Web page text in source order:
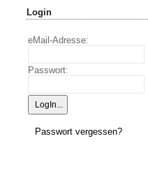
Login
eMail-Adresse:
Passwort:
Passwort vergessen?